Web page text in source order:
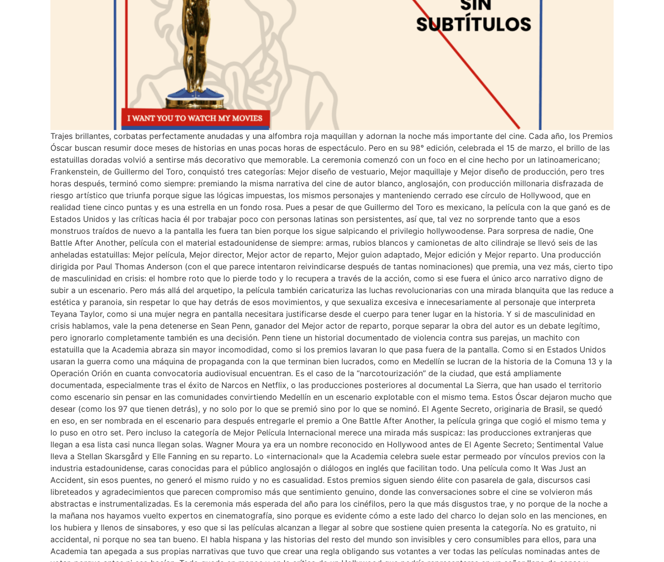
Trajes brillantes, corbatas perfectamente anudadas y una alfombra roja maquillan y adornan la noche más importante del cine. Cada año, los Premios
Óscar buscan resumir doce meses de historias en unas pocas horas de espectáculo. Pero en su 98° edición, celebrada el 15 de marzo, el brillo de las
estatuillas doradas volvió a sentirse más decorativo que memorable. La ceremonia comenzó con un foco en el cine hecho por un latinoamericano;
Frankenstein, de Guillermo del Toro, conquistó tres categorías: Mejor diseño de vestuario, Mejor maquillaje y Mejor diseño de producción, pero tres
horas después, terminó como siempre: premiando la misma narrativa del cine de autor blanco, anglosajón, con producción millonaria disfrazada de
riesgo artístico que triunfa porque sigue las lógicas impuestas, los mismos personajes y manteniendo cerrado ese círculo de Hollywood, que en
realidad tiene cinco puntas y es una estrella en un fondo rosa. Pues a pesar de que Guillermo del Toro es mexicano, la película con la que ganó es de
Estados Unidos y las críticas hacia él por trabajar poco con personas latinas son persistentes, así que, tal vez no sorprende tanto que a esos
monstruos traídos de nuevo a la pantalla les fuera tan bien porque los sigue salpicando el privilegio hollywoodense. Para sorpresa de nadie, One
Battle After Another, película con el material estadounidense de siempre: armas, rubios blancos y camionetas de alto cilindraje se llevó seis de las
anheladas estatuillas: Mejor película, Mejor director, Mejor actor de reparto, Mejor guion adaptado, Mejor edición y Mejor reparto. Una producción
dirigida por Paul Thomas Anderson (con el que parece intentaron reivindicarse después de tantas nominaciones) que premia, una vez más, cierto tipo
de masculinidad en crisis: el hombre roto que lo pierde todo y lo recupera a través de la acción, como si ese fuera el único arco narrativo digno de
subir a un escenario. Pero más allá del arquetipo, la película también caricaturiza las luchas revolucionarias con una mirada blanquita que las reduce a
estética y paranoia, sin respetar lo que hay detrás de esos movimientos, y que sexualiza excesiva e innecesariamente al personaje que interpreta
Teyana Taylor, como si una mujer negra en pantalla necesitara justificarse desde el cuerpo para tener lugar en la historia. Y si de masculinidad en
crisis hablamos, vale la pena detenerse en Sean Penn, ganador del Mejor actor de reparto, porque separar la obra del autor es un debate legítimo,
pero ignorarlo completamente también es una decisión. Penn tiene un historial documentado de violencia contra sus parejas, un machito con
estatuilla que la Academia abraza sin mayor incomodidad, como si los premios lavaran lo que pasa fuera de la pantalla. Como si en Estados Unidos
usaran la guerra como una máquina de propaganda con la que terminan bien lucrados, como en Medellín se lucran de la historia de la Comuna 13 y la
Operación Orión en cuanta convocatoria audiovisual encuentran. Es el caso de la “narcotourización” de la ciudad, que está ampliamente
documentada, especialmente tras el éxito de Narcos en Netflix, o las producciones posteriores al documental La Sierra, que han usado el territorio
como escenario sin pensar en las comunidades convirtiendo Medellín en un escenario explotable con el mismo tema. Estos Óscar dejaron mucho que
desear (como los 97 que tienen detrás), y no solo por lo que se premió sino por lo que se nominó. El Agente Secreto, originaria de Brasil, se quedó
en eso, en ser nombrada en el escenario para después entregarle el premio a One Battle After Another, la película gringa que cogió el mismo tema y
lo puso en otro set. Pero incluso la categoría de Mejor Película Internacional merece una mirada más suspicaz: las producciones extranjeras que
llegan a esa lista casi nunca llegan solas. Wagner Moura ya era un nombre reconocido en Hollywood antes de El Agente Secreto; Sentimental Value
lleva a Stellan Skarsgård y Elle Fanning en su reparto. Lo «internacional» que la Academia celebra suele estar permeado por vínculos previos con la
industria estadounidense, caras conocidas para el público anglosajón o diálogos en inglés que facilitan todo. Una película como It Was Just an
Accident, sin esos puentes, no generó el mismo ruido y no es casualidad. Estos premios siguen siendo élite con pasarela de gala, discursos casi
libreteados y agradecimientos que parecen compromiso más que sentimiento genuino, donde las conversaciones sobre el cine se volvieron más
abstractas e instrumentalizadas. Es la ceremonia más esperada del año para los cinéfilos, pero la que más disgustos trae, y no porque de la noche a
la mañana nos hayamos vuelto expertos en cinematografía, sino porque es evidente cómo a este lado del charco lo dejan solo en las menciones, en
los hubiera y llenos de sinsabores, y eso que si las películas alcanzan a llegar al sobre que sostiene quien presenta la categoría. No es gratuito, ni
accidental, ni porque no sea tan bueno. El habla hispana y las historias del resto del mundo son invisibles y cero consumibles para ellos, para una
Academia tan apegada a sus propias narrativas que tuvo que crear una regla obligando sus votantes a ver todas las películas nominadas antes de